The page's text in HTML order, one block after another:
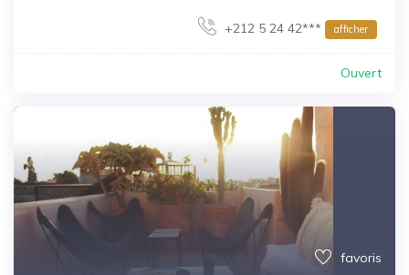
+212 5 24 42*** afficher
Ouvert
favoris